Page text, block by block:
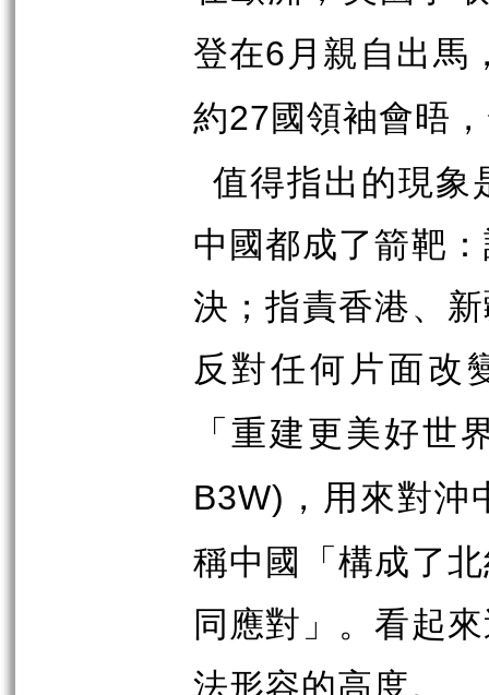
登在6 月親自出馬
約27國領袖會晤
值得指出的現象
中國都成了箭靶
決；指責香港、
反對任何片面改
「重建更美好世
B3W) ，用來對
稱中國「構成了
同應對」。看起
法形容的高度。